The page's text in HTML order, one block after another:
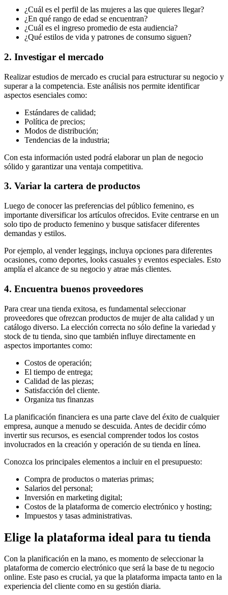
¿Cuál es el perfil de las mujeres a las que quieres llegar?
¿En qué rango de edad se encuentran?
¿Cuál es el ingreso promedio de esta audiencia?
¿Qué estilos de vida y patrones de consumo siguen?
2. Investigar el mercado
Realizar estudios de mercado es crucial para estructurar su negocio y
superar a la competencia. Este análisis nos permite identificar
aspectos esenciales como:
Estándares de calidad;
Política de precios;
Modos de distribución;
Tendencias de la industria;
Con esta información usted podrá elaborar un plan de negocio
sólido y garantizar una ventaja competitiva.
3. Variar la cartera de productos
Luego de conocer las preferencias del público femenino, es
importante diversificar los artículos ofrecidos. Evite centrarse en un
solo tipo de producto femenino y busque satisfacer diferentes
demandas y estilos.
Por ejemplo, al vender leggings, incluya opciones para diferentes
ocasiones, como deportes, looks casuales y eventos especiales. Esto
amplía el alcance de su negocio y atrae más clientes.
4. Encuentra buenos proveedores
Para crear una tienda exitosa, es fundamental seleccionar
proveedores que ofrezcan productos de mujer de alta calidad y un
catálogo diverso. La elección correcta no sólo define la variedad y
stock de tu tienda, sino que también influye directamente en
aspectos importantes como:
Costos de operación;
El tiempo de entrega;
Calidad de las piezas;
Satisfacción del cliente.
Organiza tus finanzas
La planificación financiera es una parte clave del éxito de cualquier
empresa, aunque a menudo se descuida. Antes de decidir cómo
invertir sus recursos, es esencial comprender todos los costos
involucrados en la creación y operación de su tienda en línea.
Conozca los principales elementos a incluir en el presupuesto:
Compra de productos o materias primas;
Salarios del personal;
Inversión en marketing digital;
Costos de la plataforma de comercio electrónico y hosting;
Impuestos y tasas administrativas.
Elige la plataforma ideal para tu tienda
Con la planificación en la mano, es momento de seleccionar la
plataforma de comercio electrónico que será la base de tu negocio
online. Este paso es crucial, ya que la plataforma impacta tanto en la
experiencia del cliente como en su gestión diaria.